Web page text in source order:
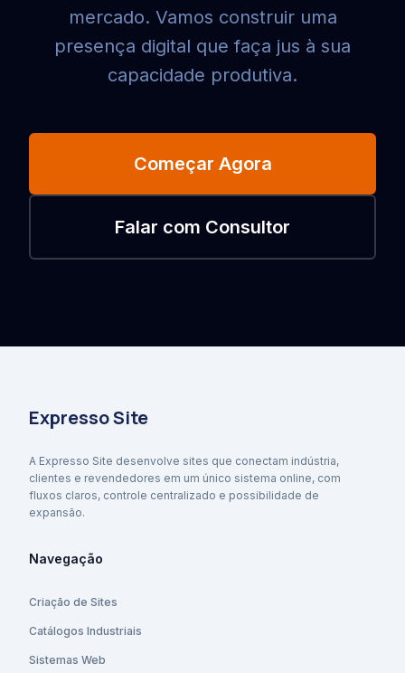
mercado. Vamos construir uma
presença digital que faça jus à sua
capacidade produtiva.
Começar Agora
Falar com Consultor
Expresso Site
A Expresso Site desenvolve sites que conectam indústria,
clientes e revendedores em um único sistema online, com
fluxos claros, controle centralizado e possibilidade de
expansão.
Navegação
Criação de Sites
Catálogos Industriais
Sistemas Web